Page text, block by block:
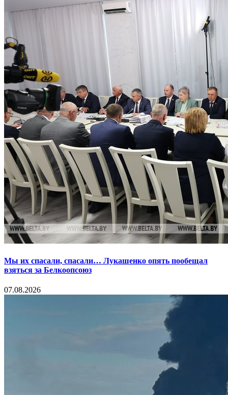
Мы их спасали, спасали… Лукашенко опять пообещал
взяться за Белкоопсоюз
07.08.2026